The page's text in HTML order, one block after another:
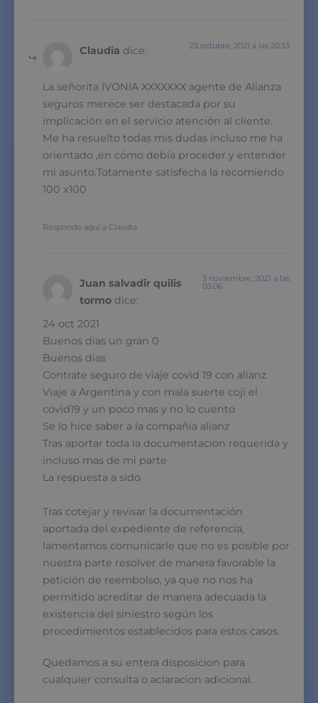
Claudia dice: 23 octubre, 2021 a las 20:33
La señorita IVONIA XXXXXXX agente de Alianza
seguros merece ser destacada por su
implicación en el servicio atención al cliente.
Me ha resuelto todas mis dudas incluso me ha
orientado ,en cómo debía proceder y entender
mi asunto.Totamente satisfecha la recomiendo
100 x100
Responde aquí a Claudia
Juan salvadir quilis
tormo dice:
3 noviembre, 2021 a las
03:06
24 oct 2021
Buenos dias un gran 0
Buenos dias
Contrate seguro de viaje covid 19 con alianz
Viaje a Argentina y con mala suerte coji el
covid19 y un poco mas y no lo cuento
Se lo hice saber a la compañia alianz
Tras aportar toda la documentacion requerida y
incluso mas de mi parte
La respuesta a sido
Tras cotejar y revisar la documentación
aportada del expediente de referencia,
lamentamos comunicarle que no es posible por
nuestra parte resolver de manera favorable la
petición de reembolso, ya que no nos ha
permitido acreditar de manera adecuada la
existencia del siniestro según los
procedimientos establecidos para estos casos.
Quedamos a su entera disposicion para
cualquier consulta o aclaracion adicional.